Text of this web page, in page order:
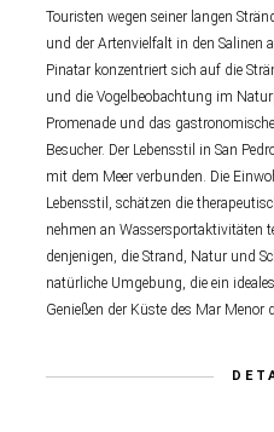
Touristen wegen seiner langen
und der Artenvielfalt in den Salinen
Pinatar konzentriert sich auf die
und die Vogelbeobachtung im
Promenade und das
Besucher. Der Lebensstil in San
mit dem Meer verbunden. Die
Lebensstil, schätzen die
nehmen an Wassersportaktivitäten
denjenigen, die Strand, Natur und
natürliche Umgebung, die ein
Genießen der Küste des Mar Menor